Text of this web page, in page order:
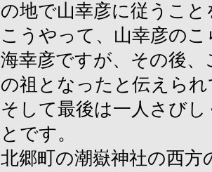
の地で山幸彦に従うこ
こうやって、山幸彦の
海幸彦ですが、その後
の祖となったと伝えら
そして最後は一人さび
とです。
北郷町の潮嶽神社の西方